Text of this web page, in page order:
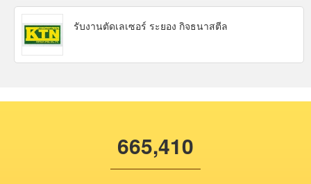
รับงานตัดเลเซอร์ ระยอง กิจธนาสตีล
665,410